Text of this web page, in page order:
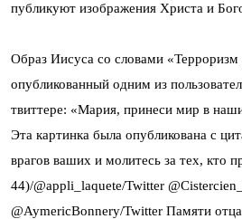
публикуют изображения Христа и
Образ Иисуса со словами «Терроризм
опубликованный одним из
твиттере: «Мария, принеси мир в
Эта картинка была опубликована с
врагов ваших и молитесь за тех, кто
44)/@appli_laquete/Twitter
@AymericBonnery/Twitter Памяти